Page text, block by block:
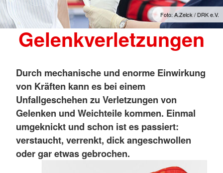
Foto: A.Zelck / DRK e.V.
Gelenkverletzungen
Durch mechanische und enorme Einwirkung
von Kräften kann es bei einem
Unfallgeschehen zu Verletzungen von
Gelenken und Weichteile kommen. Einmal
umgeknickt und schon ist es passiert:
verstaucht, verrenkt, dick angeschwollen
oder gar etwas gebrochen.